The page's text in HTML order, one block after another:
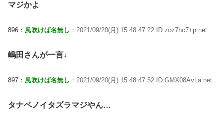
マジかよ
896： 風吹けば名無し ：2021/09/20(月) 15:48:47.22 ID:zoz7hc7+p.net
嶋田さんが一言↓
897： 風吹けば名無し ：2021/09/20(月) 15:48:47.52 ID:GMX08AvLa.net
タナベノイタズラマジやん…